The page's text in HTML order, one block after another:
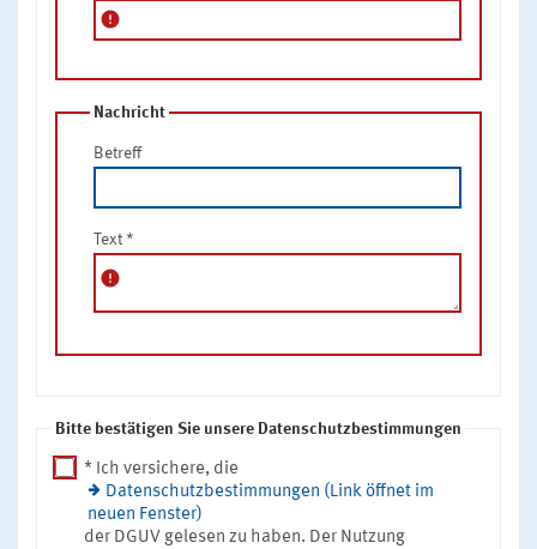
error
Nachricht
Betreff
Text *
error
Bitte bestätigen Sie unsere Datenschutzbestimmungen
* Ich versichere, die
Datenschutzbestimmungen (Link öffnet im
neuen Fenster)
der DGUV gelesen zu haben. Der Nutzung